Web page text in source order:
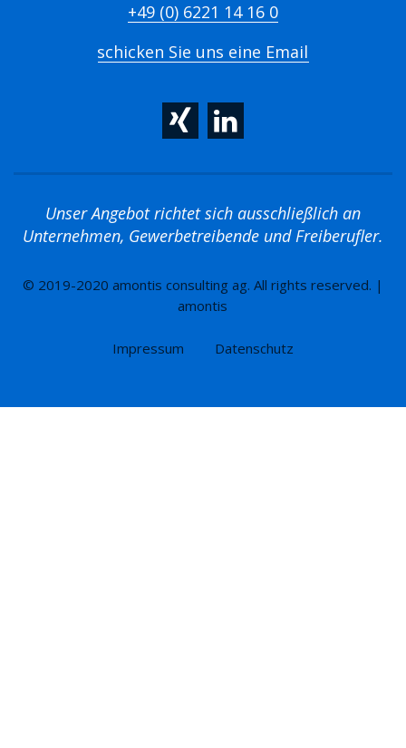
+49 (0) 6221 14 16 0
schicken Sie uns eine Email
Unser Angebot richtet sich ausschließlich an
Unternehmen, Gewerbetreibende und Freiberufler.
© 2019-2020 amontis consulting ag. All rights reserved. |
amontis
Impressum Datenschutz